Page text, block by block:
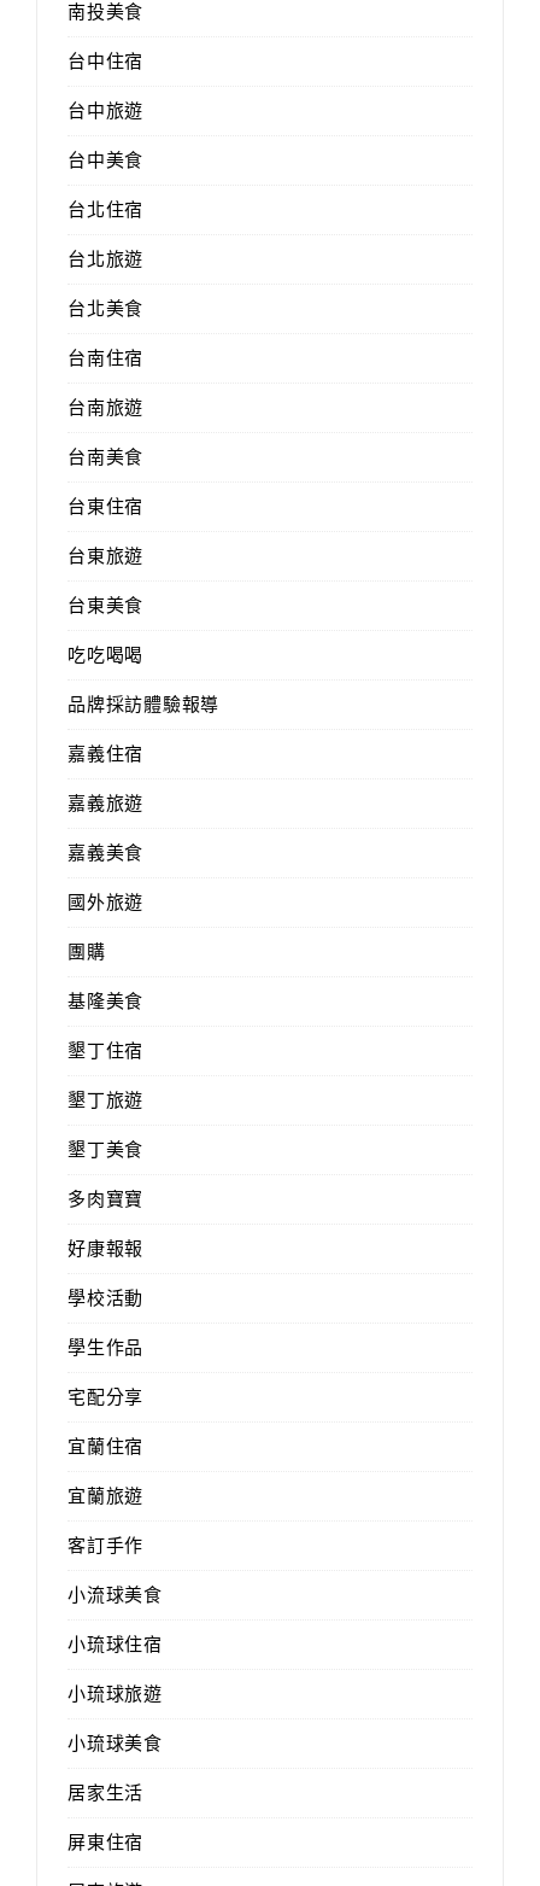
南投美食
台中住宿
台中旅遊
台中美食
台北住宿
台北旅遊
台北美食
台南住宿
台南旅遊
台南美食
台東住宿
台東旅遊
台東美食
吃吃喝喝
品牌採訪體驗報導
嘉義住宿
嘉義旅遊
嘉義美食
國外旅遊
團購
基隆美食
墾丁住宿
墾丁旅遊
墾丁美食
多肉寶寶
好康報報
學校活動
學生作品
宅配分享
宜蘭住宿
宜蘭旅遊
客訂手作
小流球美食
小琉球住宿
小琉球旅遊
小琉球美食
居家生活
屏東住宿